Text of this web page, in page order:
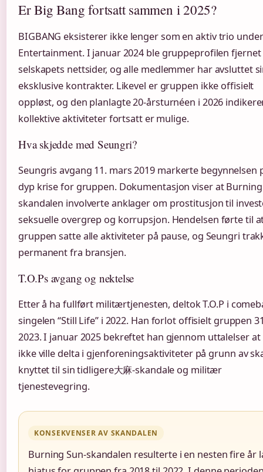
Er Big Bang fortsatt sammen i 2025?
BIGBANG eksisterer ikke lenger som en aktiv trio
Entertainment. I januar 2024 ble gruppeprofilen
selskapets nettsider, og alle medlemmer har avsluttet
eksklusive kontrakter. Likevel er gruppen ikke offisielt
oppløst, og den planlagte 20-årsturnéen i 2026
kollektive aktiviteter fortsatt er mulige.
Hva skjedde med Seungri?
Seungris avgang 11. mars 2019 markerte begynnelsen
dyp krise for gruppen. Dokumentasjon viser at Burning
skandalen involverte anklager om prostitusjon til
seksuelle overgrep og korrupsjon. Hendelsen førte til
gruppen satte alle aktiviteter på pause, og Seungri
permanent fra bransjen.
T.O.Ps avgang og nektelse
Etter å ha fullført militærtjenesten, deltok T.O.P i
singelen “Still Life” i 2022. Han forlot offisielt gruppen
2023. I januar 2025 bekreftet han gjennom uttalelser at
ikke ville delta i gjenforeningsaktiviteter på grunn av
knyttet til sin tidligere大麻-skandale og militær
tjenestevegring.
KONSEKVENSER AV SKANDALEN
Burning Sun-skandalen resulterte i en nesten fire år